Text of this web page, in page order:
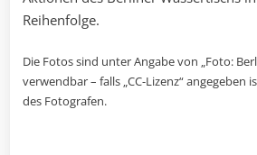
Reihenfolge.
Die Fotos sind unter Angabe von „Foto:
verwendbar – falls „CC-Lizenz“ angegeben
des Fotografen.